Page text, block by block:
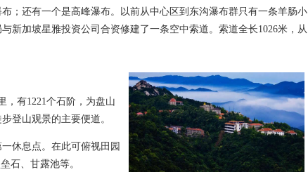
；还有一个是高峰瀑布。以前从中心区到东沟瀑布群只有一条羊肠小
新加坡星雅投资公司合资修建了一条空中索道。索道全长1026米，从
有1221个石阶，为盘山
登山观景的主要便道。
休息点。在此可俯视田园
石、甘露池等。